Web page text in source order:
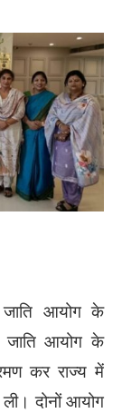
जाति आयोग के
जाति आयोग के
कर राज्य में
ली। दोनों आयोग